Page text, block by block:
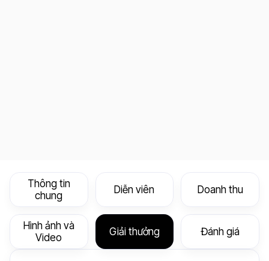
Thông tin
chung
Diễn viên Doanh thu
Hình ảnh và
Video
Giải thưởng Đánh giá